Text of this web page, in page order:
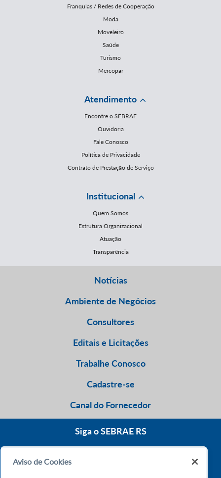
Franquias / Redes de Cooperação
Moda
Moveleiro
Saúde
Turismo
Mercopar
Atendimento
Encontre o SEBRAE
Ouvidoria
Fale Conosco
Política de Privacidade
Contrato de Prestação de Serviço
Institucional
Quem Somos
Estrutura Organizacional
Atuação
Transparência
Notícias
Ambiente de Negócios
Consultores
Editais e Licitações
Trabalhe Conosco
Cadastre-se
Canal do Fornecedor
Siga o SEBRAE RS
Aviso de Cookies